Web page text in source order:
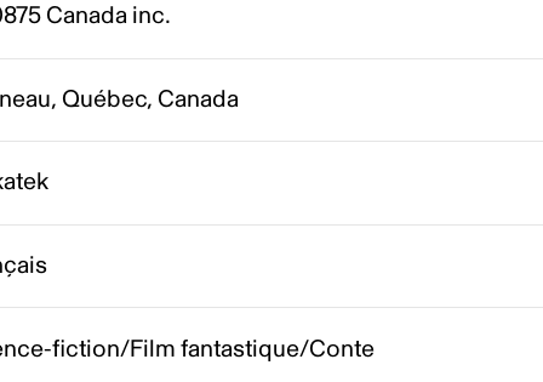
Canada inc.
Québec, Canada
fiction/Film fantastique/Conte